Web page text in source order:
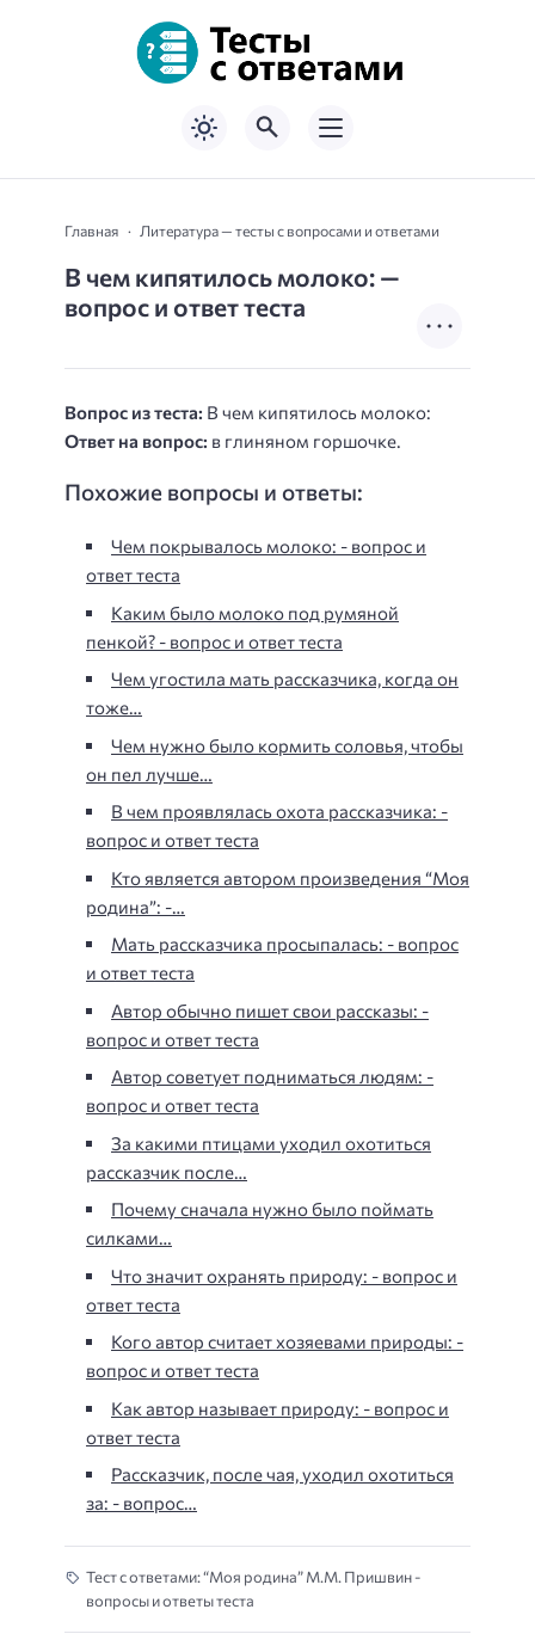
Главная Литература — тесты с вопросами и ответами
В чем кипятилось молоко: —
вопрос и ответ теста
Вопрос из теста: В чем кипятилось молоко:
Ответ на вопрос: в глиняном горшочке.
Похожие вопросы и ответы:
Чем покрывалось молоко: - вопрос и
ответ теста
Каким было молоко под румяной
пенкой? - вопрос и ответ теста
Чем угостила мать рассказчика, когда он
тоже…
Чем нужно было кормить соловья, чтобы
он пел лучше…
В чем проявлялась охота рассказчика: -
вопрос и ответ теста
Кто является автором произведения “Моя
родина”: -…
Мать рассказчика просыпалась: - вопрос
и ответ теста
Автор обычно пишет свои рассказы: -
вопрос и ответ теста
Автор советует подниматься людям: -
вопрос и ответ теста
За какими птицами уходил охотиться
рассказчик после…
Почему сначала нужно было поймать
силками…
Что значит охранять природу: - вопрос и
ответ теста
Кого автор считает хозяевами природы: -
вопрос и ответ теста
Как автор называет природу: - вопрос и
ответ теста
Рассказчик, после чая, уходил охотиться
за: - вопрос…
Тест с ответами: “Моя родина” М.М. Пришвин -
вопросы и ответы теста